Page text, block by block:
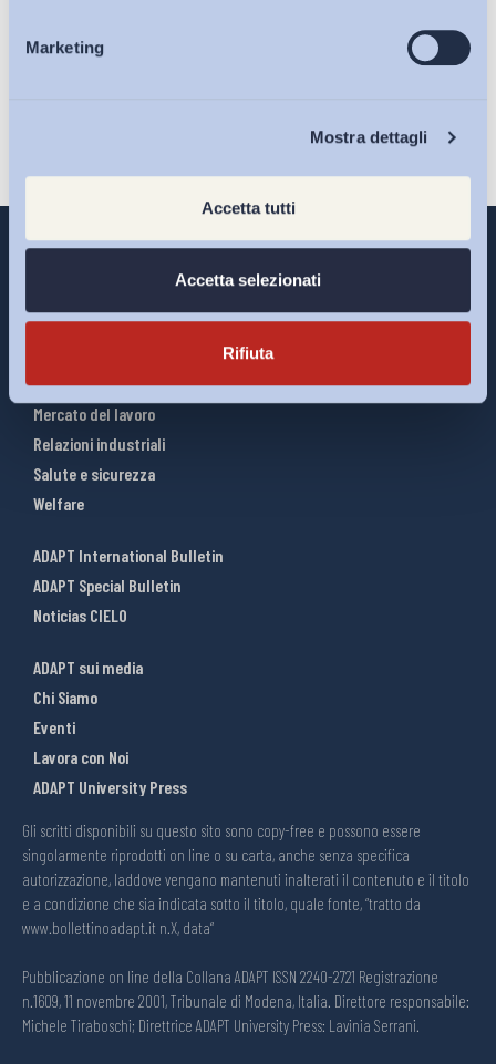
Marketing
Mostra dettagli
Accetta tutti
Accetta selezionati
Rifiuta
EventiIscriviti
Interventi ADAPT
Riforme del lavoro
Mercato del lavoro
Relazioni industriali
Salute e sicurezza
Welfare
ADAPT International Bulletin
ADAPT Special Bulletin
Noticias CIELO
ADAPT sui media
Chi Siamo
Eventi
Lavora con Noi
ADAPT University Press
Gli scritti disponibili su questo sito sono copy-free e possono essere
singolarmente riprodotti on line o su carta, anche senza specifica
autorizzazione, laddove vengano mantenuti inalterati il contenuto e il titolo
e a condizione che sia indicata sotto il titolo, quale fonte, “tratto da
www.bollettinoadapt.it n.X, data“
Pubblicazione on line della Collana ADAPT ISSN 2240-2721 Registrazione
n.1609, 11 novembre 2001, Tribunale di Modena, Italia. Direttore responsabile:
Michele Tiraboschi; Direttrice ADAPT University Press: Lavinia Serrani.